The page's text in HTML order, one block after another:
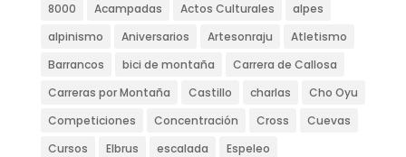
8000 Acampadas Actos Culturales
alpes
alpinismo
Aniversarios Artesonraju
Atletismo
Barrancos
bici de montaña
Carrera de Callosa
Carreras por Montaña
Castillo charlas
Cho Oyu
Competiciones
Concentración Cross
Cuevas
Cursos
Elbrus escalada
Espeleo